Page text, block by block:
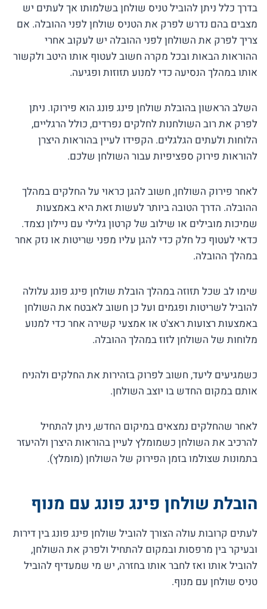
בדרך כלל ניתן להוביל טניס שולחן בשלמותו אך לעתים יש
מצבים בהם נדרש לפרק את הטניס שולחן לפני ההובלה. אם
צריך לפרק את השולחן לפני ההובלה יש לעקוב אחרי
ההוראות הבאות ובכל מקרה חשוב לעטוף אותו היטב ולקשור
אותו במהלך הנסיעה כדי למנוע תזוזות ופגיעה.
השלב הראשון בהובלת שולחן פינג פונג הוא פירוקו. ניתן
לפרק את רוב השולחנות לחלקים נפרדים, כולל הרגליים,
הלוחות ולעתים הגלגלים. הקפידו לעיין בהוראות היצרן
להוראות פירוק ספציפיות עבור השולחן שלכם.
לאחר פירוק השולחן, חשוב להגן כראוי על החלקים במהלך
ההובלה. הדרך הטובה ביותר לעשות זאת היא באמצעות
שמיכות מובילים או שילוב של קרטון גלילי עם ניילון נצמד.
כדאי לעטוף כל חלק כדי להגן עליו מפני שריטות או נזק אחר
במהלך ההובלה.
שימו לב שכל תזוזה במהלך הובלת שולחן פינג פונג עלולה
להוביל לשריטות ופגמים ועל כן חשוב לאבטח את השולחן
באמצעות רצועות ראצ'ט או אמצעי קשירה אחר כדי למנוע
מלוחות של השולחן לזוז במהלך ההובלה.
כשמגיעים ליעד, חשוב לפרוק בזהירות את החלקים ולהניח
אותם במקום החדש בו יוצב השולחן.
לאחר שהחלקים נמצאים במיקום החדש, ניתן להתחיל
להרכיב את השולחן כשמומלץ לעיין בהוראות היצרן ולהיעזר
בתמונות שצולמו בזמן הפירוק של השולחן (מומלץ).
הובלת שולחן פינג פונג עם מנוף
לעתים קרובות עולה הצורך להוביל שולחן פינג פונג בין דירות
ובעיקר בין מרפסות ובמקום להתחיל ולפרק את השולחן,
להוביל אותו ואז לחבר אותו בחזרה, יש מי שמעדיף להוביל
טניס שולחן עם מנוף.